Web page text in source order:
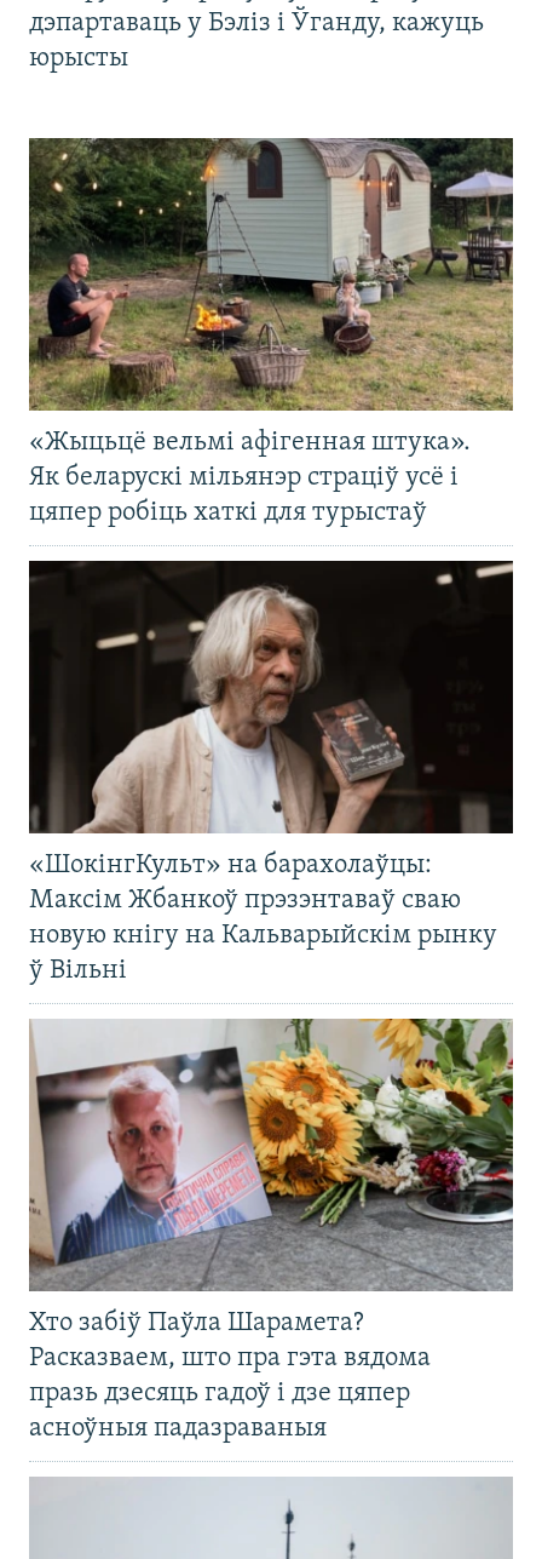
дэпартаваць у Бэліз і Ўганду, кажуць
юрысты
«Жыцьцё вельмі афігенная штука».
Як беларускі мільянэр страціў усё і
цяпер робіць хаткі для турыстаў
«ШокінгКульт» на барахолаўцы:
Максім Жбанкоў прэзэнтаваў сваю
новую кнігу на Кальварыйскім рынку
ў Вільні
Хто забіў Паўла Шарамета?
Расказваем, што пра гэта вядома
празь дзесяць гадоў і дзе цяпер
асноўныя падазраваныя